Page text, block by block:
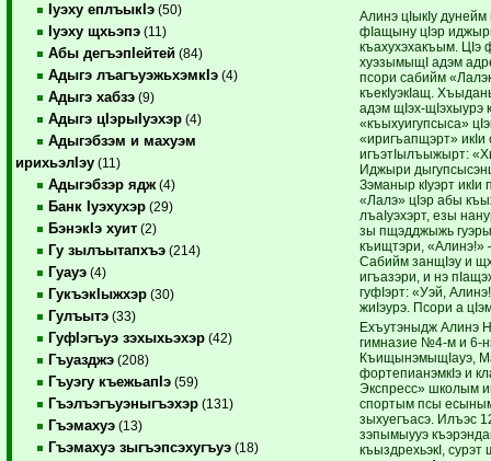
Iуэху еплъыкIэ (50)
Iуэху щхьэпэ (11)
Абы дегъэпIейтей (84)
Адыгэ лъагъуэжьхэмкIэ (4)
Адыгэ хабзэ (9)
Адыгэ цIэрыIуэхэр (4)
Адыгэбзэм и махуэм
ирихьэлIэу (11)
Адыгэбзэр ядж (4)
Банк Iуэхухэр (29)
БэнэкIэ хуит (2)
Гу зылъытапхъэ (214)
Гуауэ (4)
ГукъэкIыжхэр (30)
Гулъытэ (33)
ГуфIэгъуэ зэхыхьэхэр (42)
Гъуазджэ (208)
Гъуэгу къежьапIэ (59)
Гъэлъэгъуэныгъэхэр (131)
Гъэмахуэ (13)
Гъэмахуэ зыгъэпсэхугъуэ (18)
Алинэ цIыкIу дунейм
фIащыну цIэр
къахухэхакъым.
хуэзымыщI адэм
псори сабийм
къекIуэкIащ.
адэм щIэх-щIэхыурэ
«къыхуигупсыса»
«иригъапщэрт»
игъэтIылъыжырт:
Иджыри
Зэманыр кIуэрт икIи
«Лалэ» цIэр абы
лъаIуэхэрт, езы
зы пщэдджыжь
къищтэри,
Сабийм занщIэу и
игъазэри, и нэ
гуфIэрт: «Уэй,
жиIэурэ. Псори а
Ехъутэныдж Алинэ
гимназие №4-м и 6-
КъищынэмыщIауэ,
фортепианэмкIэ и
Экспресс» школым
спортым псы
зыхуегъасэ. Илъэс
зэпымыууэ
къыздрехьэкI,